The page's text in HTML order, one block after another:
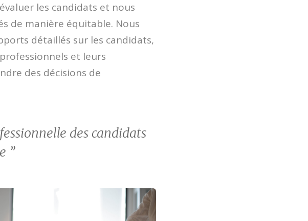
les candidats et nous
de manière équitable. Nous
détaillés sur les candidats,
et leurs
des décisions de
des candidats
”